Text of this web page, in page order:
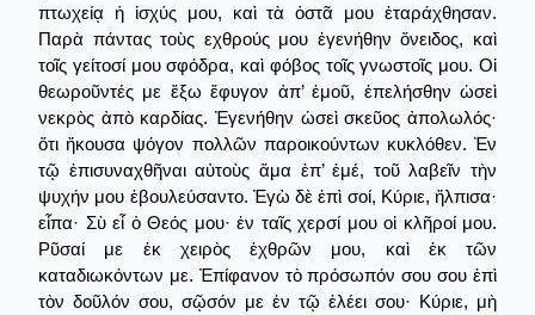
πτωχείᾳ ἡ ἰσχύς μου, καὶ τὰ ὀστᾶ μου ἐταράχθησαν.
Παρὰ πάντας τοὺς εχθρούς μου ἐγενήθην ὄνειδος, καὶ
τοῖς γείτοσί μου σφόδρα, καὶ φόβος τοῖς γνωστοῖς μου. Οἱ
θεωροῦντές με ἔξω ἔφυγον ἀπ’ ἐμοῦ, ἐπελήσθην ὡσεὶ
νεκρὸς ἀπὸ καρδίας. Ἐγενήθην ὡσεὶ σκεῦος ἀπολωλός·
ὅτι ἤκουσα ψόγον πολλῶν παροικούντων κυκλόθεν. Ἐν
τῷ ἐπισυναχθῆναι αὐτοὺς ἅμα ἐπ’ ἐμέ, τοῦ λαβεῖν τὴν
ψυχήν μου ἐβουλεύσαντο. Ἐγὼ δὲ ἐπὶ σοί, Κύριε, ἤλπισα·
εἶπα· Σὺ εἶ ὁ Θεός μου· ἐν ταῖς χερσί μου οἱ κλῆροί μου.
Ρῦσαί με ἐκ χειρὸς ἐχθρῶν μου, καὶ ἐκ τῶν
καταδιωκόντων με. Ἐπίφανον τὸ πρόσωπόν σου σου ἐπὶ
τὸν δοῦλόν σου, σῷσόν με ἐν τῷ ἐλέει σου· Κύριε, μὴ